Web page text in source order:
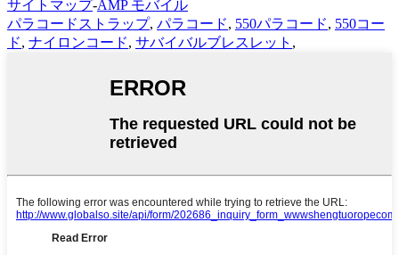
サイトマップ-AMP モバイル
パラコードストラップ, パラコード, 550パラコード, 550コー
ド, ナイロンコード, サバイバルブレスレット ,